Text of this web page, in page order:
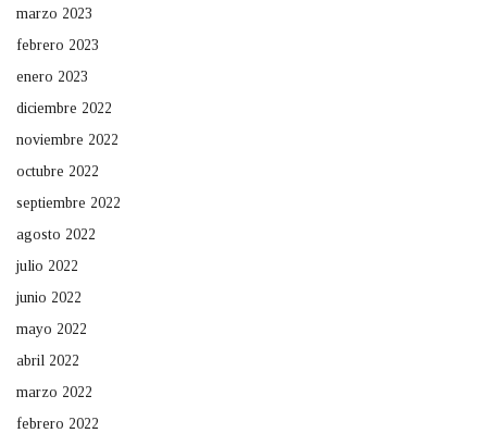
marzo 2023
febrero 2023
enero 2023
diciembre 2022
noviembre 2022
octubre 2022
septiembre 2022
agosto 2022
julio 2022
junio 2022
mayo 2022
abril 2022
marzo 2022
febrero 2022